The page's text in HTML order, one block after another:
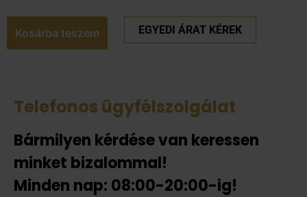
Kosárba teszem EGYEDI ÁRAT KÉREK
Telefonos ügyfélszolgálat
Bármilyen kérdése van keressen
minket bizalommal!
Minden nap: 08:00-20:00-ig!